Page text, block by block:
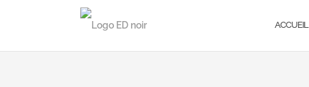
ACCUEIL